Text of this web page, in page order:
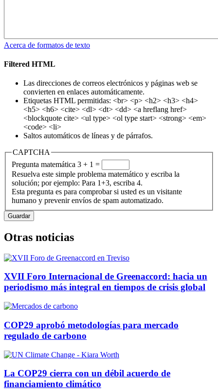
Acerca de formatos de texto
Filtered HTML
Las direcciones de correos electrónicos y páginas web se
convierten en enlaces automáticamente.
Etiquetas HTML permitidas: <br> <p> <h2> <h3> <h4>
<h5> <h6> <cite> <dl> <dt> <dd> <a hreflang href>
<blockquote cite> <ul type> <ol type start> <strong> <em>
<code> <li>
Saltos automáticos de líneas y de párrafos.
CAPTCHA
Pregunta matemática 3 + 1 =
Resuelva este simple problema matemático y escriba la
solución; por ejemplo: Para 1+3, escriba 4.
Esta pregunta es para comprobar si usted es un visitante
humano y prevenir envíos de spam automatizado.
Otras noticias
XVII Foro Internacional de Greenaccord: hacia un
periodismo más integral en tiempos de crisis global
COP29 aprobó metodologías para mercado
regulado de carbono
La COP29 cierra con un débil acuerdo de
financiamiento climático